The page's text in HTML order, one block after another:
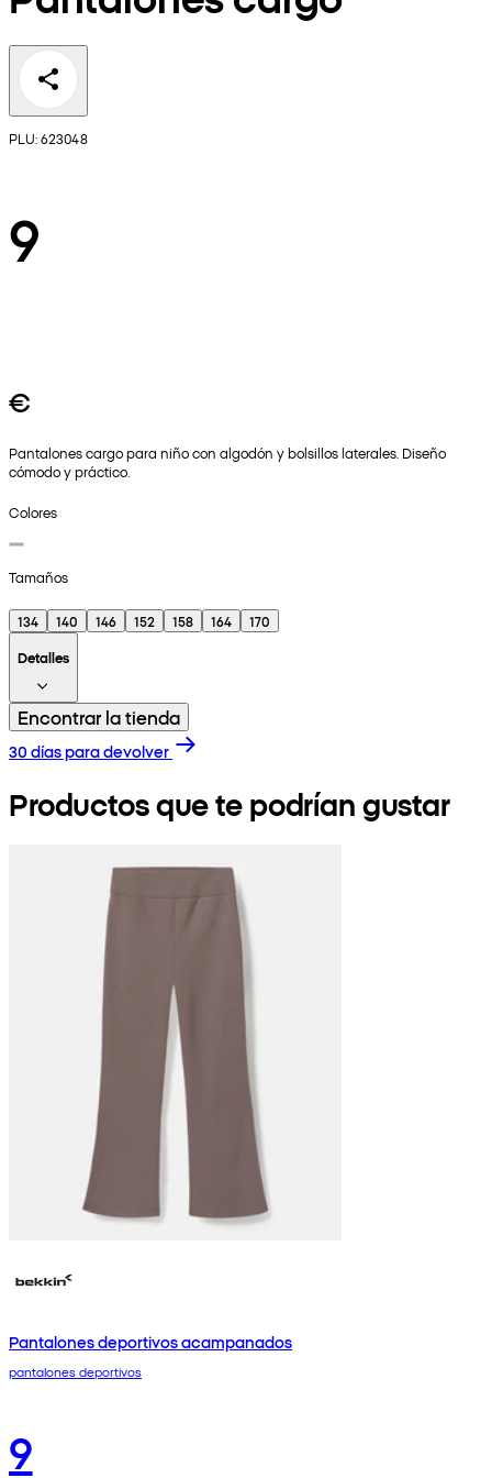
PLU: 623048
9
€
Pantalones cargo para niño con algodón y bolsillos laterales. Diseño
cómodo y práctico.
Colores
Tamaños
134 140 146 152 158 164
170
Detalles
Encontrar la tienda
30 días para devolver
Productos que te podrían gustar
Pantalones deportivos acampanados
pantalones deportivos
9